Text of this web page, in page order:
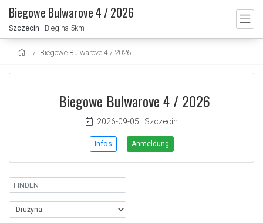
Biegowe Bulwarove 4 / 2026
Szczecin · Bieg na 5km
Biegowe Bulwarove 4 / 2026
Biegowe Bulwarove 4 / 2026
2026-09-05 · Szczecin
Infos Anmeldung